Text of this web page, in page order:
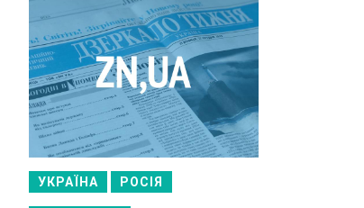
УКРАЇНА РОСІЯ